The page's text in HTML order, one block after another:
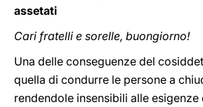
assetati
Cari fratelli e sorelle, buongiorno!
Una delle conseguenze del
quella di condurre le persone a
rendendole insensibili alle esigenze